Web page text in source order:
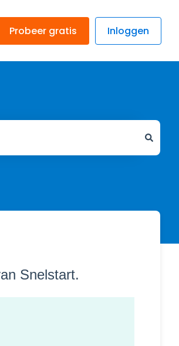
Probeer gratis Inloggen
Snelstart.